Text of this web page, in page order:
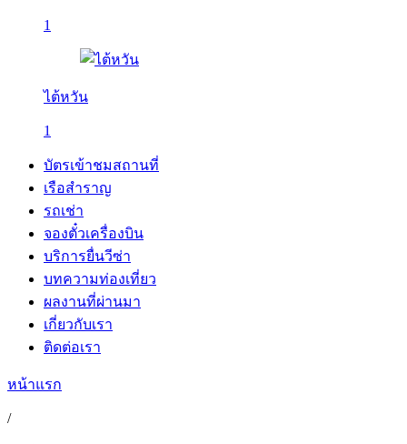
1
ไต้หวัน
1
บัตรเข้าชมสถานที่
เรือสำราญ
รถเช่า
จองตั๋วเครื่องบิน
บริการยื่นวีซ่า
บทความท่องเที่ยว
ผลงานที่ผ่านมา
เกี่ยวกับเรา
ติดต่อเรา
หน้าแรก
/